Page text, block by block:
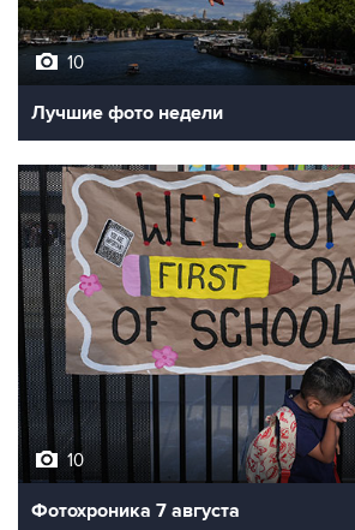
10
Лучшие фото недели
10
Фотохроника 7 августа